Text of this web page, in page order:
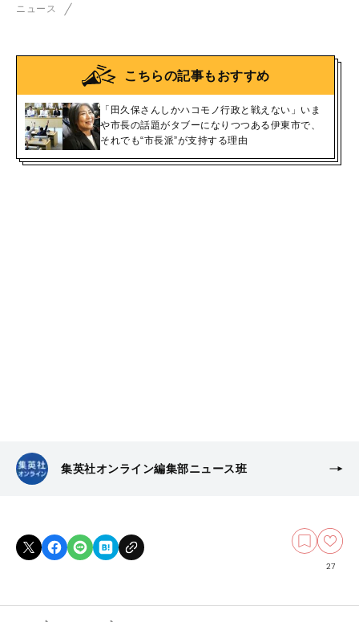
ニュース
こちらの記事もおすすめ
「田久保さんしかハコモノ行政と戦えない」いま
や市長の話題がタブーになりつつある伊東市で、
それでも“市長派”が支持する理由
集英社オンライン編集部ニュース班
27